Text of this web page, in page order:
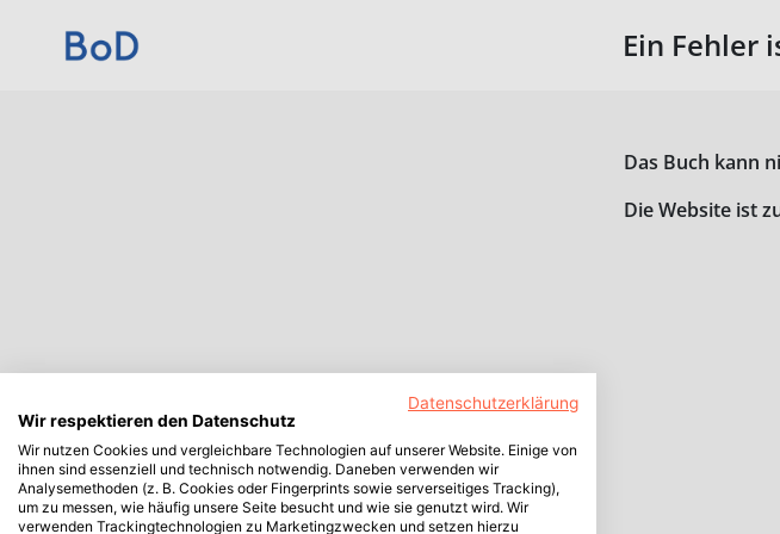
Ein Fehler
Das Buch kann
Die Website ist
Datenschutzerklärung
Wir respektieren den Datenschutz
Wir nutzen Cookies und vergleichbare Technologien auf unserer Website. Einige von
ihnen sind essenziell und technisch notwendig. Daneben verwenden wir
Analysemethoden (z. B. Cookies oder Fingerprints sowie serverseitiges Tracking),
um zu messen, wie häufig unsere Seite besucht und wie sie genutzt wird. Wir
verwenden Trackingtechnologien zu Marketingzwecken und setzen hierzu